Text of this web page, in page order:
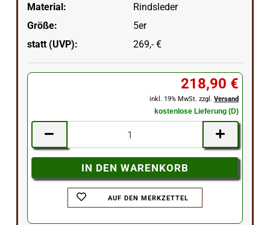
Material:
Rindsleder
Größe:
5er
statt (UVP):
269,- €
218,90 €
inkl. 19% MwSt. zzgl.Versand
kostenlose Lieferung (D)
AUF DEN MERKZETTEL